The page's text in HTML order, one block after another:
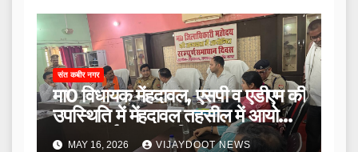
संत कबीर नगर
मा0 विधायक मेंहदावल, एसपी व एडीएम की
उपस्थिति में मेंहदावल तहसील में आयोजित
हुआ सम्पूर्ण समाधान दिवस।
MAY 16, 2026 VIJAYDOOT NEWS